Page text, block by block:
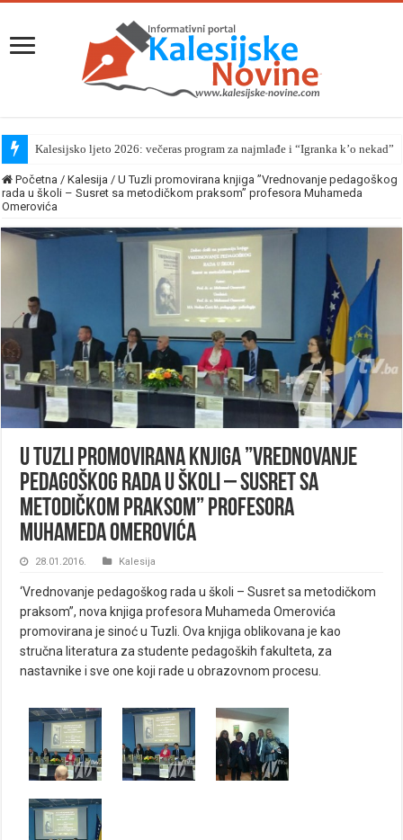
Kalesijsko ljeto 2026: večeras program za najmlađe i “Igranka k’o nekad”
Početna / Kalesija / U Tuzli promovirana knjiga ”Vrednovanje pedagoškog
rada u školi – Susret sa metodičkom praksom” profesora Muhameda
Omerovića
U Tuzli promovirana knjiga ”Vrednovanje
pedagoškog rada u školi – Susret sa
metodičkom praksom” profesora
Muhameda Omerovića
28.01.2016. Kalesija
‘Vrednovanje pedagoškog rada u školi – Susret sa metodičkom
praksom”, nova knjiga profesora Muhameda Omerovića
promovirana je sinoć u Tuzli. Ova knjiga oblikovana je kao
stručna literatura za studente pedagoških fakulteta, za
nastavnike i sve one koji rade u obrazovnom procesu.